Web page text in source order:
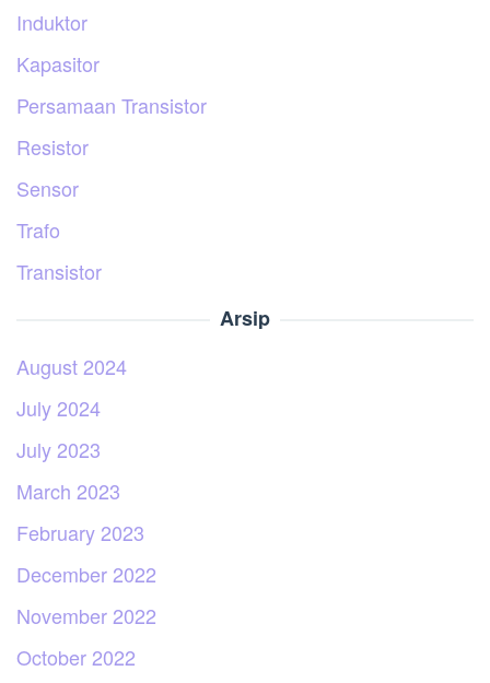
Induktor
Kapasitor
Persamaan Transistor
Resistor
Sensor
Trafo
Transistor
Arsip
August 2024
July 2024
July 2023
March 2023
February 2023
December 2022
November 2022
October 2022